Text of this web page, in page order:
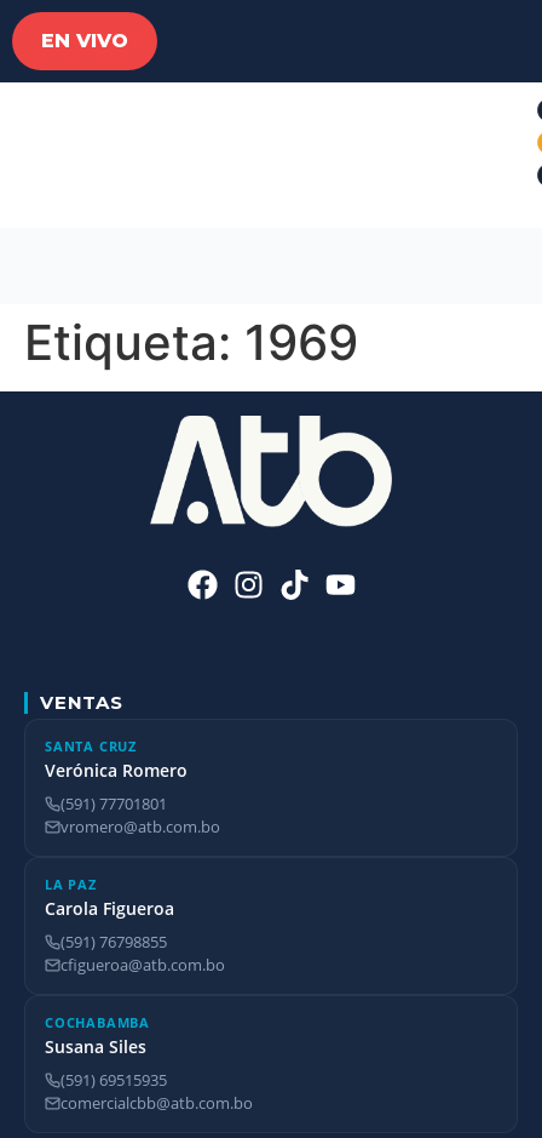
EN VIVO
Etiqueta: 1969
VENTAS
SANTA CRUZ
Verónica Romero
(591) 77701801
vromero@atb.com.bo
LA PAZ
Carola Figueroa
(591) 76798855
cfigueroa@atb.com.bo
COCHABAMBA
Susana Siles
(591) 69515935
comercialcbb@atb.com.bo